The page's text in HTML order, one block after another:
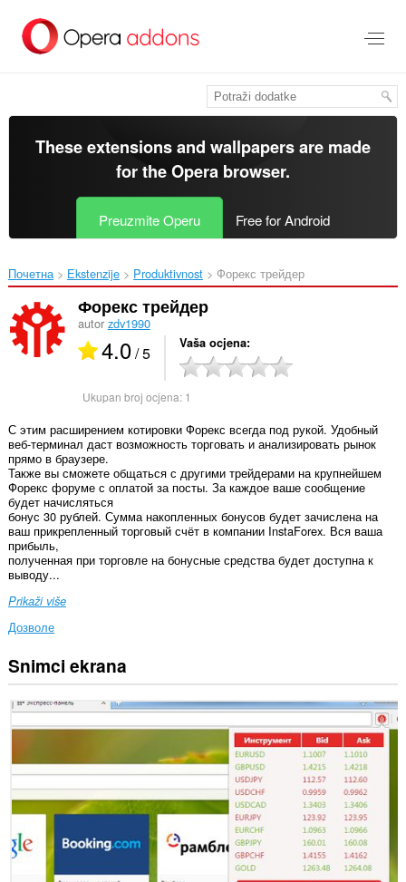
glavni
These extensions and wallpapers are made
for theOpera browser.
Preuzmite Operu Free for Android
Почетна Ekstenzije Produktivnost Форекс трейдер‎
Форекс трейдер
autor zdv1990
4.0/ 5 Vaša ocjena
Ukupan broj ocjena: 1
С этим расширением котировки Форекс всегда под рукой. Удобный
веб-терминал даст возможность торговать и анализировать рынок
прямо в браузере.
Также вы сможете общаться с другими трейдерами на крупнейшем
Форекс форуме с оплатой за посты. За каждое ваше сообщение
будет начисляться
бонус 30 рублей. Сумма накопленных бонусов будет зачислена на
ваш прикрепленный торговый счёт в компании InstaForex. Вся ваша
прибыль,
полученная при торговле на бонусные средства будет доступна к
выводу...
Prikaži više
Дозволе
Ova
ekstenzija
pristupati
Vašim
nekim
sajtovima.
Snimci ekrana